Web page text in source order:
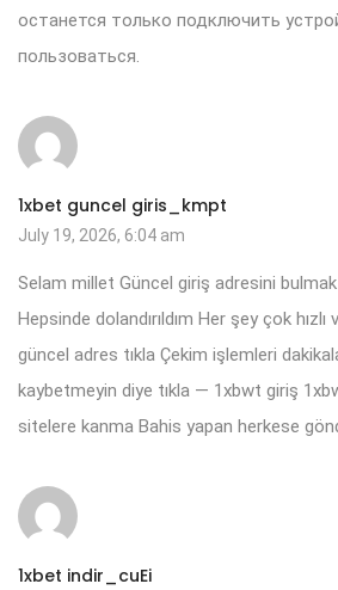
останется только подключить
пользоваться.
1xbet guncel giris_kmpt
July 19, 2026, 6:04 am
Selam millet Güncel giriş adresini
Hepsinde dolandırıldım Her şey çok
güncel adres tıkla Çekim işlemleri
kaybetmeyin diye tıkla — 1xbwt giriş
sitelere kanma Bahis yapan herkese
1xbet indir_cuEi